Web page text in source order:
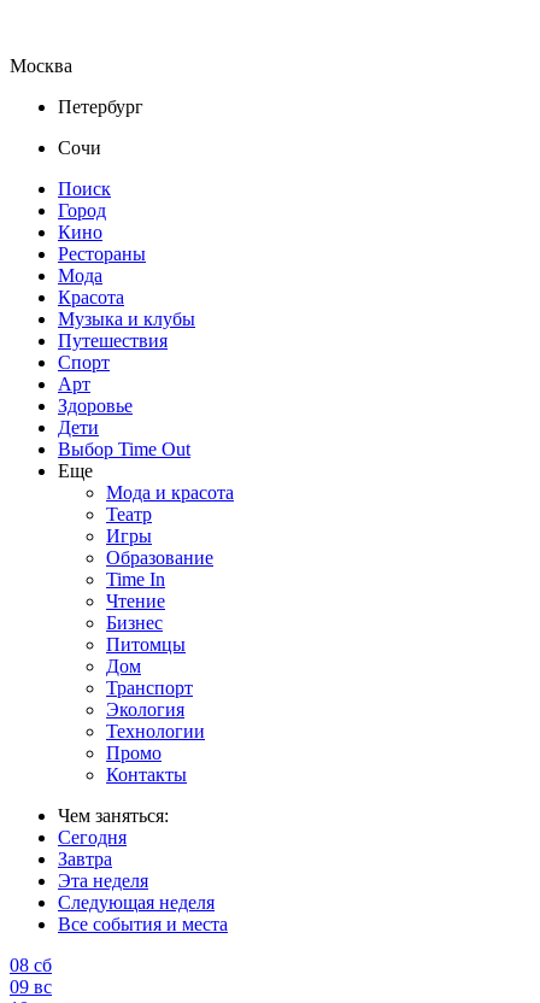
Москва
Петербург
Сочи
Поиск
Город
Кино
Рестораны
Мода
Красота
Музыка и клубы
Путешествия
Спорт
Арт
Здоровье
Дети
Выбор Time Out
Еще
Мода и красота
Театр
Игры
Образование
Time In
Чтение
Бизнес
Питомцы
Дом
Транспорт
Экология
Технологии
Промо
Контакты
Чем заняться:
Сегодня
Завтра
Эта неделя
Следующая неделя
Все события и места
08 сб
09 вс